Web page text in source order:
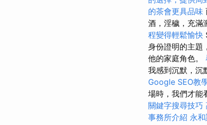
的茶會更具品味
酒，淫穢，充滿
程變得輕鬆愉快
身份證明的主題
他的家庭角色。
我感到沉默，沉
Google SEO教
場時，我們才能
關鍵字搜尋技巧
事務所介紹 永